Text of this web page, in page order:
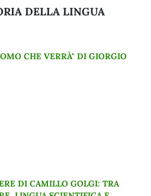
DELLA LINGUA
CHE VERRÀ" DI GIORGIO
DI CAMILLO GOLGI: TRA